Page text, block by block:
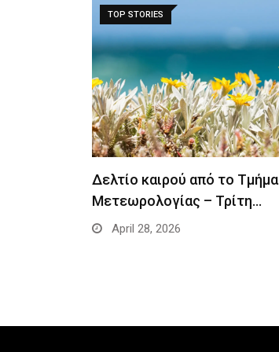
TOP STORIES
Δελτίο καιρού από το Τμήμα
Μετεωρολογίας – Τρίτη…
April 28, 2026